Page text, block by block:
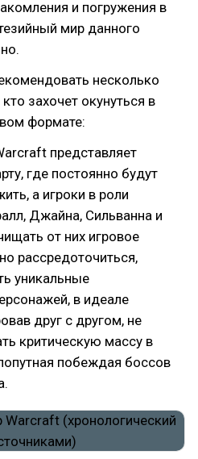
и погружения в
мир данного
несколько
захочет окунуться в
формате:
представляет
где постоянно будут
а игроки в роли
Джайна, Сильванна и
от них игровое
рассредоточиться,
уникальные
в идеале
друг с другом, не
критическую массу в
побеждая боссов